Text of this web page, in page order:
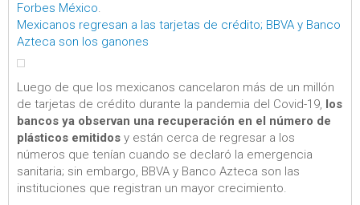
Forbes México.
Mexicanos regresan a las tarjetas de crédito; BBVA y Banco
Azteca son los ganones
Luego de que los mexicanos cancelaron más de un millón
de tarjetas de crédito durante la pandemia del Covid-19, los
bancos ya observan una recuperación en el número de
plásticos emitidos y están cerca de regresar a los
números que tenían cuando se declaró la emergencia
sanitaria; sin embargo, BBVA y Banco Azteca son las
instituciones que registran un mayor crecimiento.